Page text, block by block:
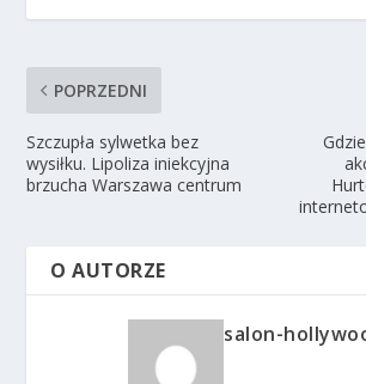
POPRZEDNI
Szczupła sylwetka bez
wysiłku. Lipoliza iniekcyjna
brzucha Warszawa centrum
O AUTORZE
salon-